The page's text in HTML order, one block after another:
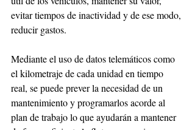
evitar tiempos de inactividad y de ese modo,
reducir gastos.
Mediante el uso de datos telemáticos como
el kilometraje de cada unidad en tiempo
real, se puede prever la necesidad de un
mantenimiento y programarlos acorde al
plan de trabajo lo que ayudarán a mantener